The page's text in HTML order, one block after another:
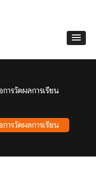
ารวัดผลการเรียน
ารวัดผลการเรียน